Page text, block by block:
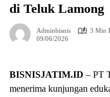
di Teluk Lamong
Adminbisnis
3 Min
09/06/2026
BISNISJATIM.ID – PT
menerima kunjungan